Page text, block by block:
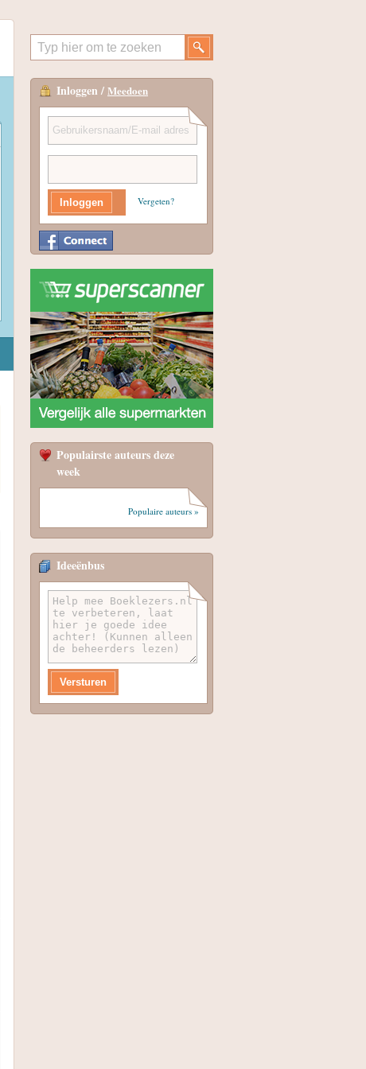
Inloggen / Meedoen
Vergeten?
Populairste auteurs deze
week
Populaire auteurs »
Ideeënbus